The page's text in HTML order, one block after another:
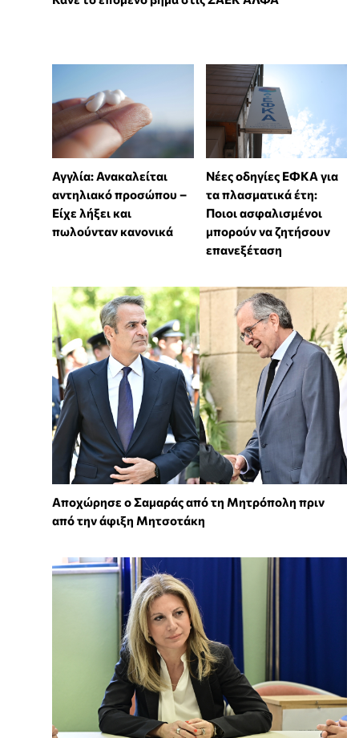
Αγγλία: Ανακαλείται
αντηλιακό προσώπου –
Είχε λήξει και
πωλούνταν κανονικά
Νέες οδηγίες ΕΦΚΑ για
τα πλασματικά έτη:
Ποιοι ασφαλισμένοι
μπορούν να ζητήσουν
επανεξέταση
Αποχώρησε ο Σαμαράς από τη Μητρόπολη πριν
από την άφιξη Μητσοτάκη